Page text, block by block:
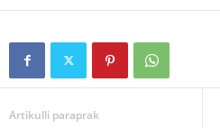
Artikulli paraprak